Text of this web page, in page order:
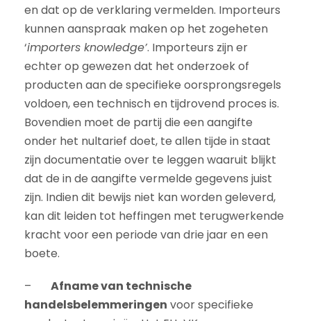
en dat op de verklaring vermelden. Importeurs
kunnen aanspraak maken op het zogeheten
‘importers knowledge’. Importeurs zijn er
echter op gewezen dat het onderzoek of
producten aan de specifieke oorsprongsregels
voldoen, een technisch en tijdrovend proces is.
Bovendien moet de partij die een aangifte
onder het nultarief doet, te allen tijde in staat
zijn documentatie over te leggen waaruit blijkt
dat de in de aangifte vermelde gegevens juist
zijn. Indien dit bewijs niet kan worden geleverd,
kan dit leiden tot heffingen met terugwerkende
kracht voor een periode van drie jaar en een
boete.
– Afname van technische
handelsbelemmeringen voor specifieke